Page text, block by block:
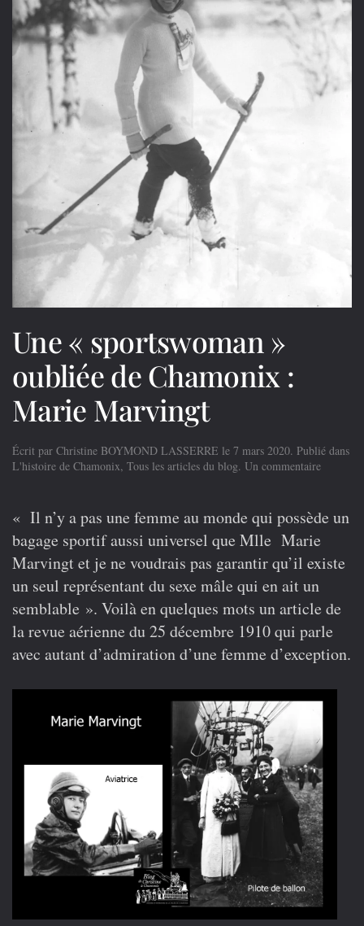
Une « sportswoman »
oubliée de Chamonix :
Marie Marvingt
Écrit par Christine BOYMOND LASSERRE le 7 mars 2020. Publié dans
L'histoire de Chamonix, Tous les articles du blog. Un commentairesur
oubliée
de
:
Marie
« Il n’y a pas une femme au monde qui possède un
bagage sportif aussi universel que Mlle Marie
Marvingt et je ne voudrais pas garantir qu’il existe
un seul représentant du sexe mâle qui en ait un
semblable ». Voilà en quelques mots un article de
la revue aérienne du 25 décembre 1910 qui parle
avec autant d’admiration d’une femme d’exception.